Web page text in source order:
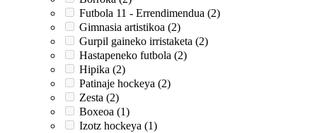
Futbola 11 - Errendimendua (2)
Gimnasia artistikoa (2)
Gurpil gaineko irristaketa (2)
Hastapeneko futbola (2)
Hipika (2)
Patinaje hockeya (2)
Zesta (2)
Boxeoa (1)
Izotz hockeya (1)